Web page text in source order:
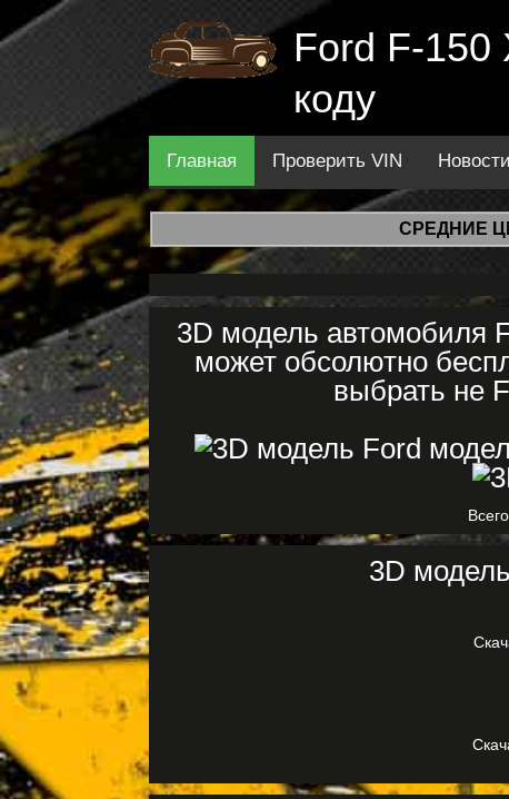
Ford F-150
коду
Главная Проверить VIN Новости
СРЕДНИЕ
3D модель автомобиля
может обсолютно
выбрать не
3D